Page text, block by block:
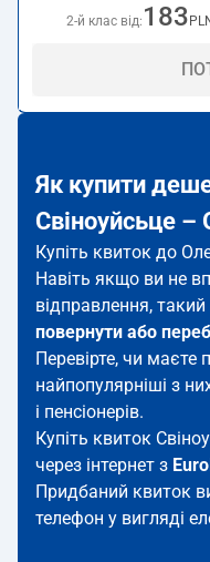
2-й клас від: 183
Як купити
Свіноуйсьце
Купіть квиток до
Навіть якщо ви не
відправлення,
повернути або
Перевірте, чи маєте
найпопулярніші з
і пенсіонерів.
Купіть квиток
через інтернет з
Придбаний квиток
телефон у вигляді